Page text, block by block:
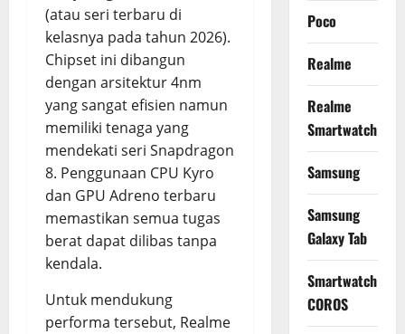
(atau seri terbaru di
kelasnya pada tahun 2026).
Chipset ini dibangun
dengan arsitektur 4nm
yang sangat efisien namun
memiliki tenaga yang
mendekati seri Snapdragon
8. Penggunaan CPU Kyro
dan GPU Adreno terbaru
memastikan semua tugas
berat dapat dilibas tanpa
kendala.
Untuk mendukung
performa tersebut, Realme
Poco
Realme
Realme
Smartwatch
Samsung
Samsung
Galaxy Tab
Smartwatch
COROS